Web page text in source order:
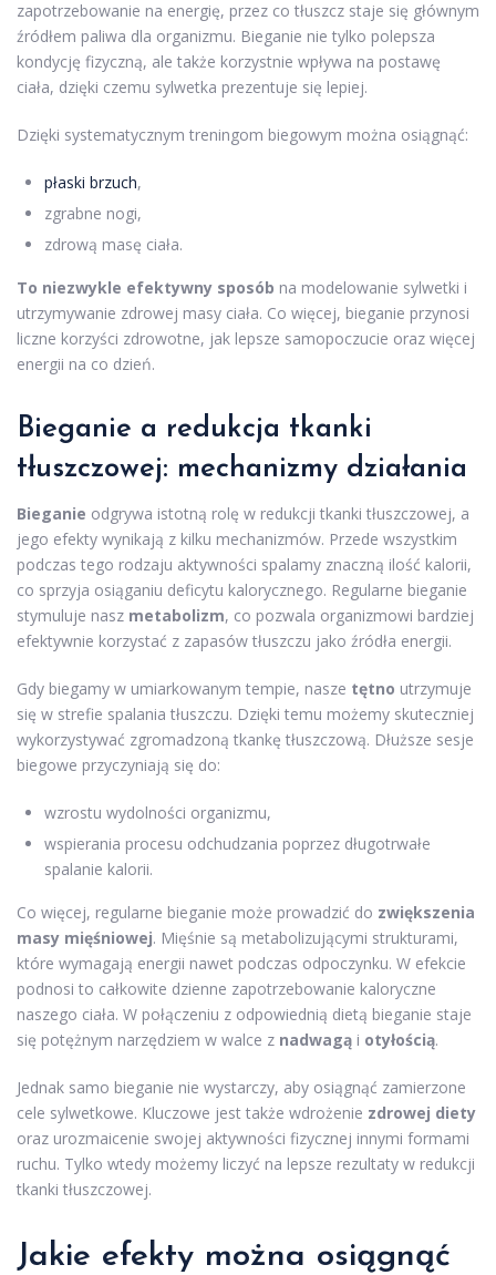
zapotrzebowanie na energię, przez co tłuszcz staje się głównym
źródłem paliwa dla organizmu. Bieganie nie tylko polepsza
kondycję fizyczną, ale także korzystnie wpływa na postawę
ciała, dzięki czemu sylwetka prezentuje się lepiej.
Dzięki systematycznym treningom biegowym można osiągnąć:
płaski brzuch,
zgrabne nogi,
zdrową masę ciała.
To niezwykle efektywny sposób na modelowanie sylwetki i
utrzymywanie zdrowej masy ciała. Co więcej, bieganie przynosi
liczne korzyści zdrowotne, jak lepsze samopoczucie oraz więcej
energii na co dzień.
Bieganie a redukcja tkanki
tłuszczowej: mechanizmy działania
Bieganie odgrywa istotną rolę w redukcji tkanki tłuszczowej, a
jego efekty wynikają z kilku mechanizmów. Przede wszystkim
podczas tego rodzaju aktywności spalamy znaczną ilość kalorii,
co sprzyja osiąganiu deficytu kalorycznego. Regularne bieganie
stymuluje nasz metabolizm, co pozwala organizmowi bardziej
efektywnie korzystać z zapasów tłuszczu jako źródła energii.
Gdy biegamy w umiarkowanym tempie, nasze tętno utrzymuje
się w strefie spalania tłuszczu. Dzięki temu możemy skuteczniej
wykorzystywać zgromadzoną tkankę tłuszczową. Dłuższe sesje
biegowe przyczyniają się do:
wzrostu wydolności organizmu,
wspierania procesu odchudzania poprzez długotrwałe
spalanie kalorii.
Co więcej, regularne bieganie może prowadzić do zwiększenia
masy mięśniowej. Mięśnie są metabolizującymi strukturami,
które wymagają energii nawet podczas odpoczynku. W efekcie
podnosi to całkowite dzienne zapotrzebowanie kaloryczne
naszego ciała. W połączeniu z odpowiednią dietą bieganie staje
się potężnym narzędziem w walce z nadwagą i otyłością.
Jednak samo bieganie nie wystarczy, aby osiągnąć zamierzone
cele sylwetkowe. Kluczowe jest także wdrożenie zdrowej diety
oraz urozmaicenie swojej aktywności fizycznej innymi formami
ruchu. Tylko wtedy możemy liczyć na lepsze rezultaty w redukcji
tkanki tłuszczowej.
Jakie efekty można osiągnąć